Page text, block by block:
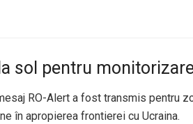
sol pentru
RO-Alert a fost transmis pentru
în apropierea frontierei cu Ucraina.